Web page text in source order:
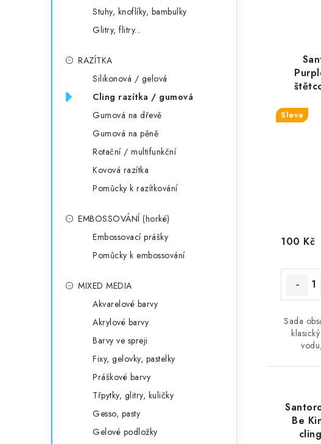
Stuhy, knoflíky, bambulky
Glitry, flitry...
RAZÍTKA
Silikonová / gelová
Cling razítka / gumová
Gumová na dřevě
Gumová na pěně
Rotační / multifunkční
Kovová razítka
Pomůcky k razítkování
EMBOSSOVÁNÍ (horké)
Embossovací prášky
Pomůcky k embossování
MIXED MEDIA
Akvarelové barvy
Akrylové barvy
Barvy ve spreji
Fixy, gelovky, pastelky
Práškové barvy
Třpytky, glitry, kuličky
Gesso, pasty
Gelové podložky
Sleva
100 Kč
Sada
Be